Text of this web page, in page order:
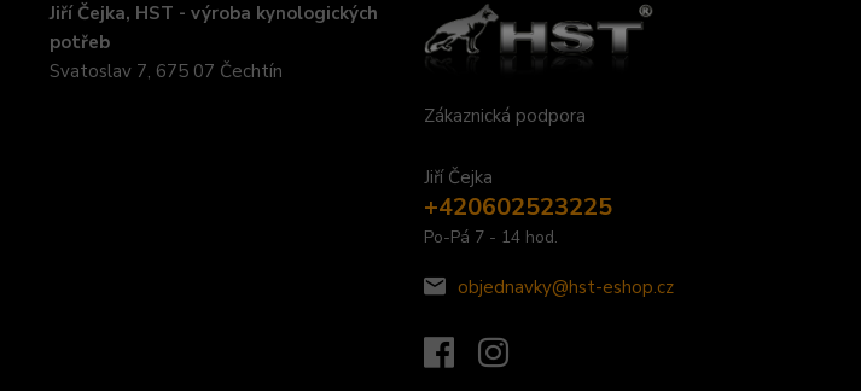
Jiří Čejka, HST - výroba kynologických
potřeb
Svatoslav 7, 675 07 Čechtín
Zákaznická podpora
Jiří Čejka
+420602523225
Po-Pá 7 - 14 hod.
objednavky@hst-eshop.cz